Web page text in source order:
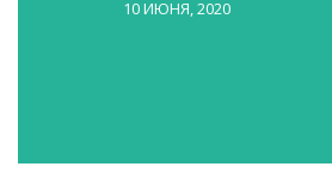
10 ИЮНЯ, 2020